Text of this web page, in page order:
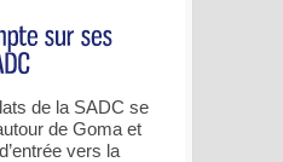
de la SADC se
de Goma et
vers la